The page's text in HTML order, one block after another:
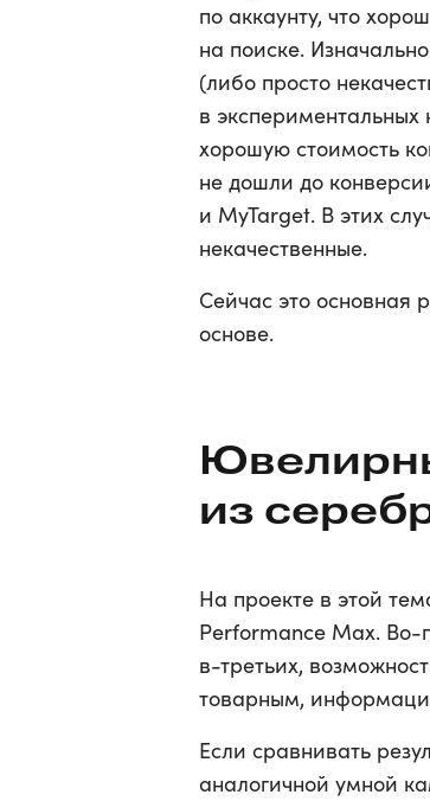
по аккаунту, что
на поиске.
(либо просто
в
хорошую стоимость
не дошли до
и MyTarget. В этих
некачественные.
Сейчас это основная
основе.
из
На проекте в этой
Performance Max. Во-
в-третьих,
товарным,
Если сравнивать
аналогичной умной